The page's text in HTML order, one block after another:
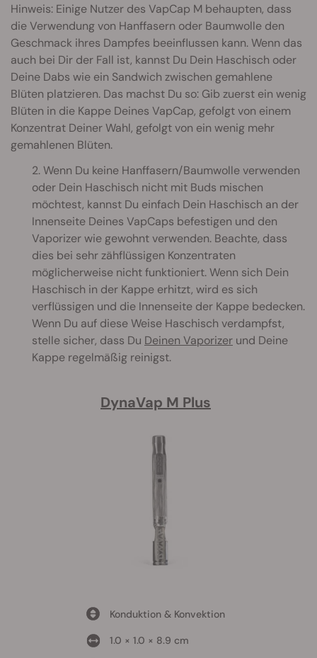
Hinweis: Einige Nutzer des VapCap M behaupten, dass
die Verwendung von Hanffasern oder Baumwolle den
Geschmack ihres Dampfes beeinflussen kann. Wenn das
auch bei Dir der Fall ist, kannst Du Dein Haschisch oder
Deine Dabs wie ein Sandwich zwischen gemahlene
Blüten platzieren. Das machst Du so: Gib zuerst ein wenig
Blüten in die Kappe Deines VapCap, gefolgt von einem
Konzentrat Deiner Wahl, gefolgt von ein wenig mehr
gemahlenen Blüten.
2. Wenn Du keine Hanffasern/Baumwolle verwenden
oder Dein Haschisch nicht mit Buds mischen
möchtest, kannst Du einfach Dein Haschisch an der
Innenseite Deines VapCaps befestigen und den
Vaporizer wie gewohnt verwenden. Beachte, dass
dies bei sehr zähflüssigen Konzentraten
möglicherweise nicht funktioniert. Wenn sich Dein
Haschisch in der Kappe erhitzt, wird es sich
verflüssigen und die Innenseite der Kappe bedecken.
Wenn Du auf diese Weise Haschisch verdampfst,
stelle sicher, dass Du Deinen Vaporizer und Deine
Kappe regelmäßig reinigst.
DynaVap M Plus
Konduktion & Konvektion
1.0 × 1.0 × 8.9 cm